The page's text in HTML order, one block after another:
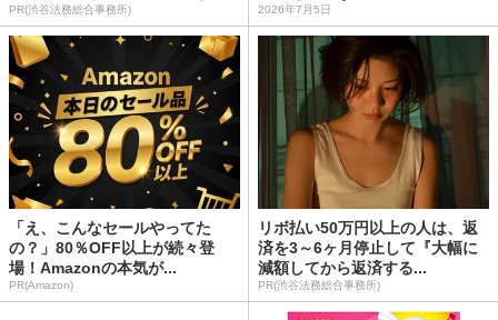
PR(渋谷法務総合事務所) 2026年7月5日
「え、こんなセールやってた
の？」80％OFF以上が続々登
場！Amazonの本気が...
PR(Amazon)
リボ払い50万円以上の人は、返
済を3～6ヶ月停止して『大幅に
減額してから返済する...
PR(渋谷法務総合事務所)